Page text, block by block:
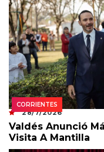
CORRIENTES
28/7/2026
Valdés Anunció
Visita A Mantilla